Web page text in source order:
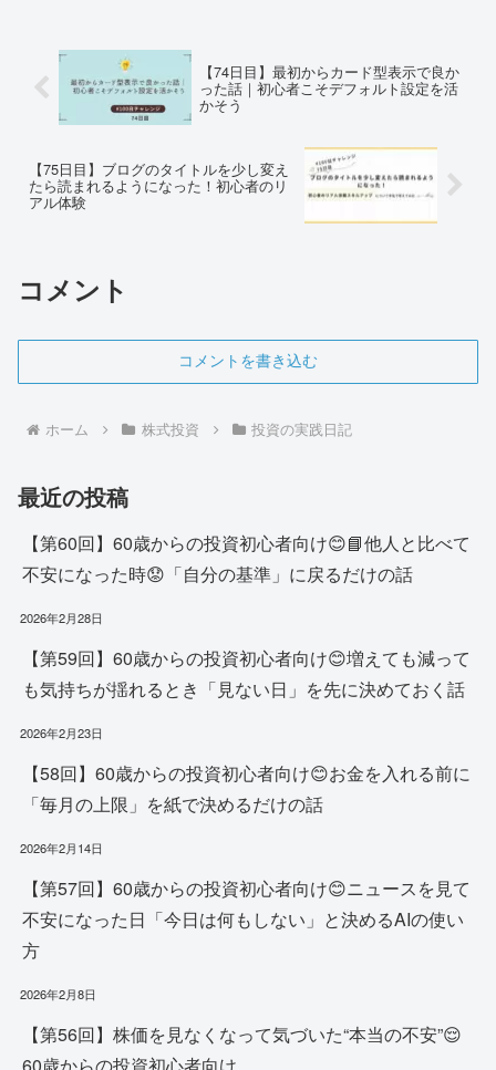
【74日目】最初からカード型表示で良か
った話｜初心者こそデフォルト設定を活
かそう
【75日目】ブログのタイトルを少し変え
たら読まれるようになった！初心者のリ
アル体験
コメント
コメントを書き込む
ホーム 株式投資 投資の実践日記
最近の投稿
【第60回】60歳からの投資初心者向け😊📘他人と比べて
不安になった時😟「自分の基準」に戻るだけの話
2026年2月28日
【第59回】60歳からの投資初心者向け😊増えても減って
も気持ちが揺れるとき「見ない日」を先に決めておく話
2026年2月23日
【58回】60歳からの投資初心者向け😊お金を入れる前に
「毎月の上限」を紙で決めるだけの話
2026年2月14日
【第57回】60歳からの投資初心者向け😊ニュースを見て
不安になった日「今日は何もしない」と決めるAIの使い
方
2026年2月8日
【第56回】株価を見なくなって気づいた“本当の不安”😌